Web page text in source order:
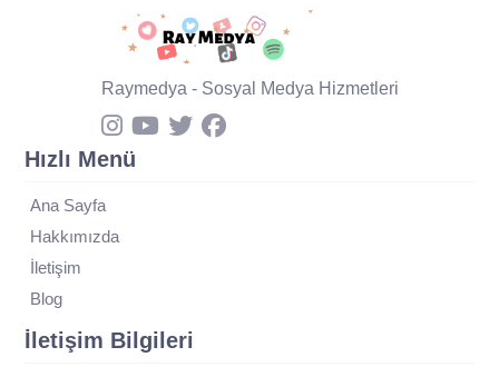
Raymedya - Sosyal Medya Hizmetleri
Hızlı Menü
Ana Sayfa
Hakkımızda
İletişim
Blog
İletişim Bilgileri